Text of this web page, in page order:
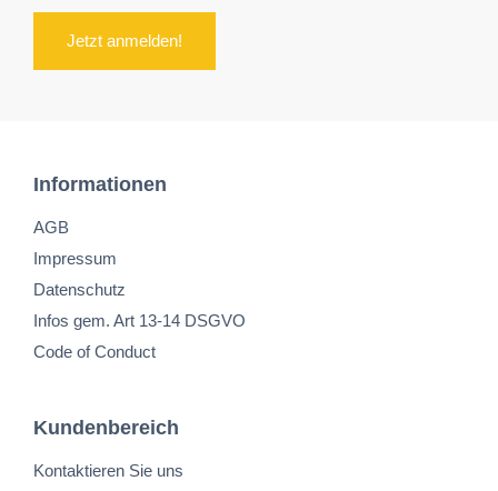
Jetzt anmelden!
Informationen
AGB
Impressum
Datenschutz
Infos gem. Art 13-14 DSGVO
Code of Conduct
Kundenbereich
Kontaktieren Sie uns